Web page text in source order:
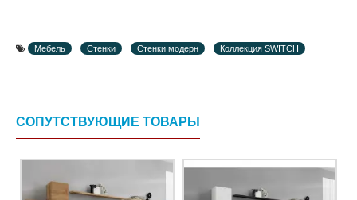
Мебель Стенки Стенки модерн Коллекция SWITCH
СОПУТСТВУЮЩИЕ ТОВАРЫ